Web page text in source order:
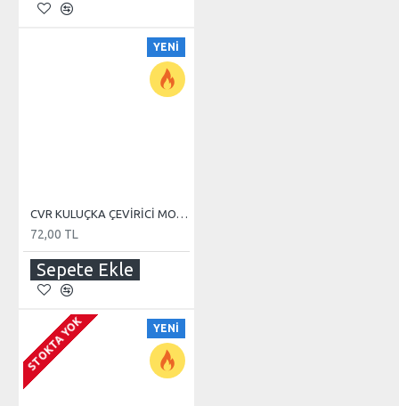
YENI
CVR KULUÇKA ÇEVİRİCİ MOTOR PLASTİĞİ
72,00 TL
Sepete Ekle
YENI
STOKTA YOK